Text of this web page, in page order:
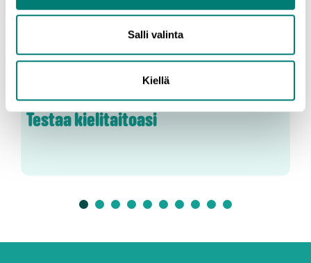
Salli valinta
Kiellä
Oppiminen
Testaa kielitaitoasi